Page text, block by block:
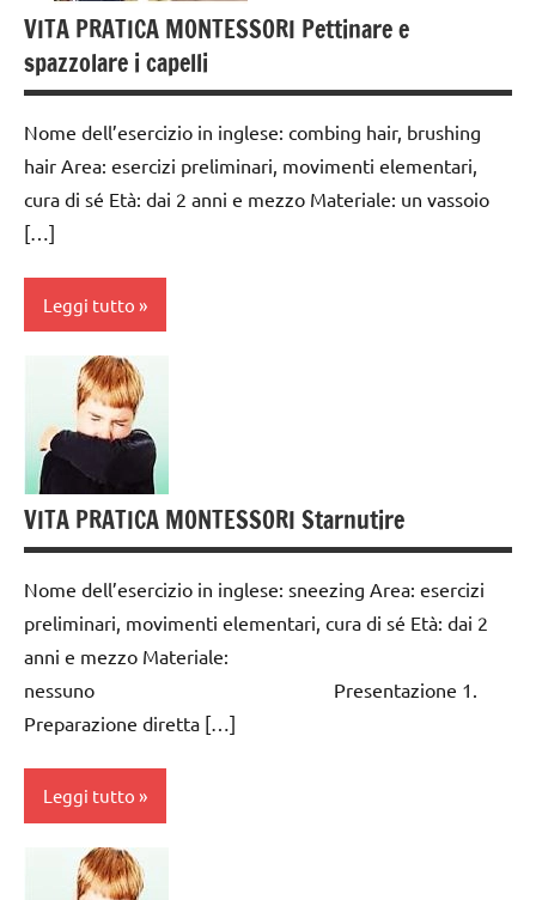
TUTTI GLI
ARTICOLI
VITA
PRATICA
a 3
anni
dai
6
anni
GUIDA
DIDATTICA
MONTESSORI
TUTTI GLI
ARGOMENTI
PER ETA'
TUTTI GLI
ARTICOLI
VITA
PRATICA
VITA PRATICA MONTESSORI Pettinare e
spazzolare i capelli
Nome dell’esercizio in inglese: combing hair, brushing
hair Area: esercizi preliminari, movimenti elementari,
cura di sé Età: dai 2 anni e mezzo Materiale: un vassoio
[…]
Leggi tutto
sè
da 0
a 3
dai
3 ai
anni
MONTESSORI
ARGOMENTI
PER ETA'
VITA PRATICA MONTESSORI Starnutire
Nome dell’esercizio in inglese: sneezing Area: esercizi
preliminari, movimenti elementari, cura di sé Età: dai 2
anni e mezzo Materiale:
nessuno Presentazione 1.
Preparazione diretta […]
Leggi tutto